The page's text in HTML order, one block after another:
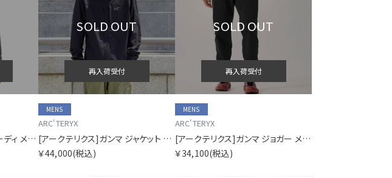
[アークテリクス]ガンマ フーディ メンズ
SOLD OUT
再入荷受付
MENS
ARC'TERYX
[アークテリクス]ガンマ ジャケット メンズ
￥44,000(税込)
SOLD OUT
再入荷受付
MENS
ARC'TERYX
[アークテリクス]ガンマ ジョガー メンズ
￥34,100(税込)